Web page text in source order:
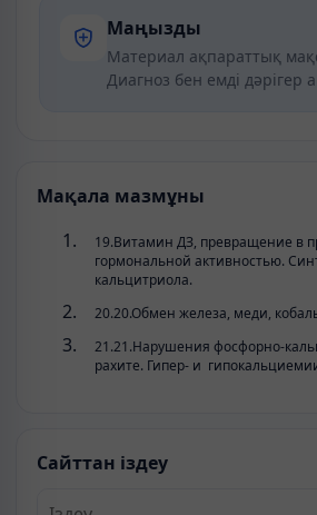
Маңызды
Материал ақпараттық
Диагноз бен емді дәрігер
Мақала мазмұны
19.Витамин ДЗ, превращение в
гормональной активностью.
кальцитриола.
20.20.Обмен железа, меди,
21.21.Нарушения фосфорно-
рахите. Гипер- и
Сайттан іздеу